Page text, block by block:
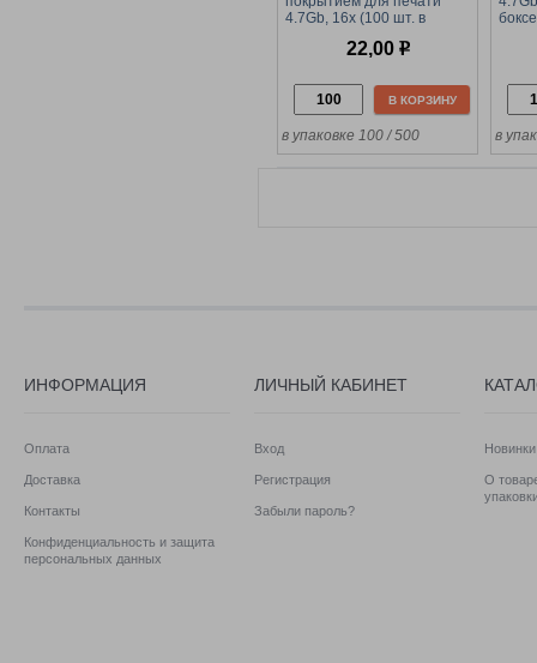
4.7Gb, 16х (100 шт. в
22,00 р
В КОРЗИНУ
в упаковке 100 / 500 в
ИНФОРМАЦИЯ
Оплата
Доставка
Контакты
Конфиденциальность и защита
персональных данных
ЛИЧНЫЙ КАБИНЕТ
Вход
Регистрация
Забыли пароль?
Новинки
О